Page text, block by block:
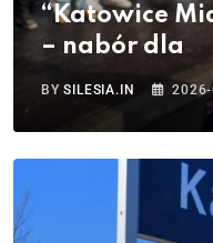
“Katowice
– nabór dla
BYSILESIA.IN